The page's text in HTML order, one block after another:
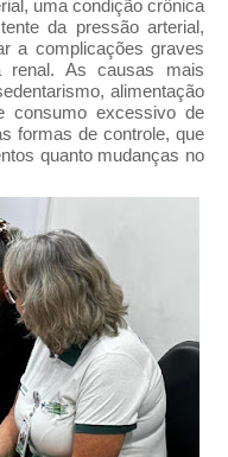
uma condição crônica
da pressão arterial,
a complicações graves
renal. As causas mais
alimentação
consumo excessivo de
formas de controle, que
quanto mudanças no